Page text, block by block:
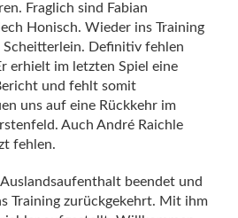
Fraglich sind Fabian
Honisch. Wieder ins Training
Definitiv fehlen
erhielt im letzten Spiel eine
und fehlt somit
uns auf eine Rückkehr im
Auch André Raichle
fehlen.
beendet und
Training zurückgekehrt. Mit ihm